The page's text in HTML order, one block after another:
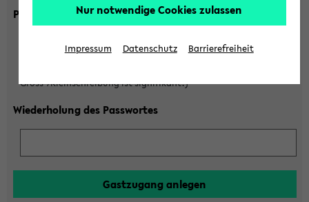
Passwort
Gross-/Kleinschreibung ist signifikant!)
Wiederholung des Passwortes
Nur notwendige Cookies zulassen
Impressum Datenschutz Barrierefreiheit